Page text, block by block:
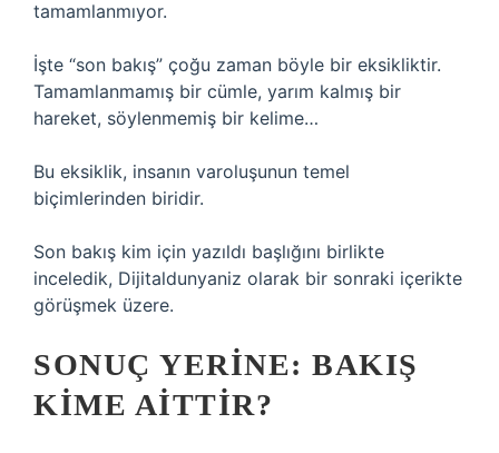
tamamlanmıyor.
İşte “son bakış” çoğu zaman böyle bir eksikliktir.
Tamamlanmamış bir cümle, yarım kalmış bir
hareket, söylenmemiş bir kelime…
Bu eksiklik, insanın varoluşunun temel
biçimlerinden biridir.
Son bakış kim için yazıldı başlığını birlikte
inceledik, Dijitaldunyaniz olarak bir sonraki içerikte
görüşmek üzere.
SONUÇ YERINE: BAKIŞ
KIME AITTIR?